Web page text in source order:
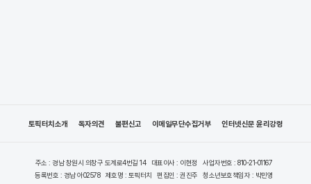
토픽터치소개 독자의견 불편신고 이메일무단수집거부 인터넷신문 윤리강령
주소 : 경남 창원시 의창구 도계로4번길 14 대표이사 : 이현정
사업자번호 : 810-21-01167
등록번호 : 경남 아02578
제호명 : 토픽터치 편집인 : 권진주
청소년보호책임자 : 박민영